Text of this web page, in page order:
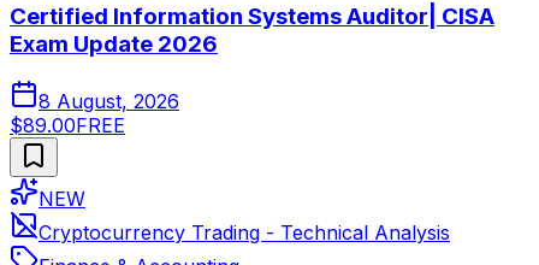
Certified Information Systems Auditor| CISA
Exam Update 2026
8 August, 2026
$89.00FREE
NEW
Cryptocurrency Trading - Technical Analysis